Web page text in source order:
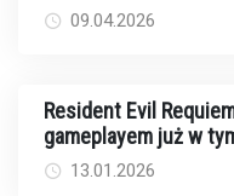
09.04.2026
Resident Evil
gameplayem już w
oglądać?
13.01.2026